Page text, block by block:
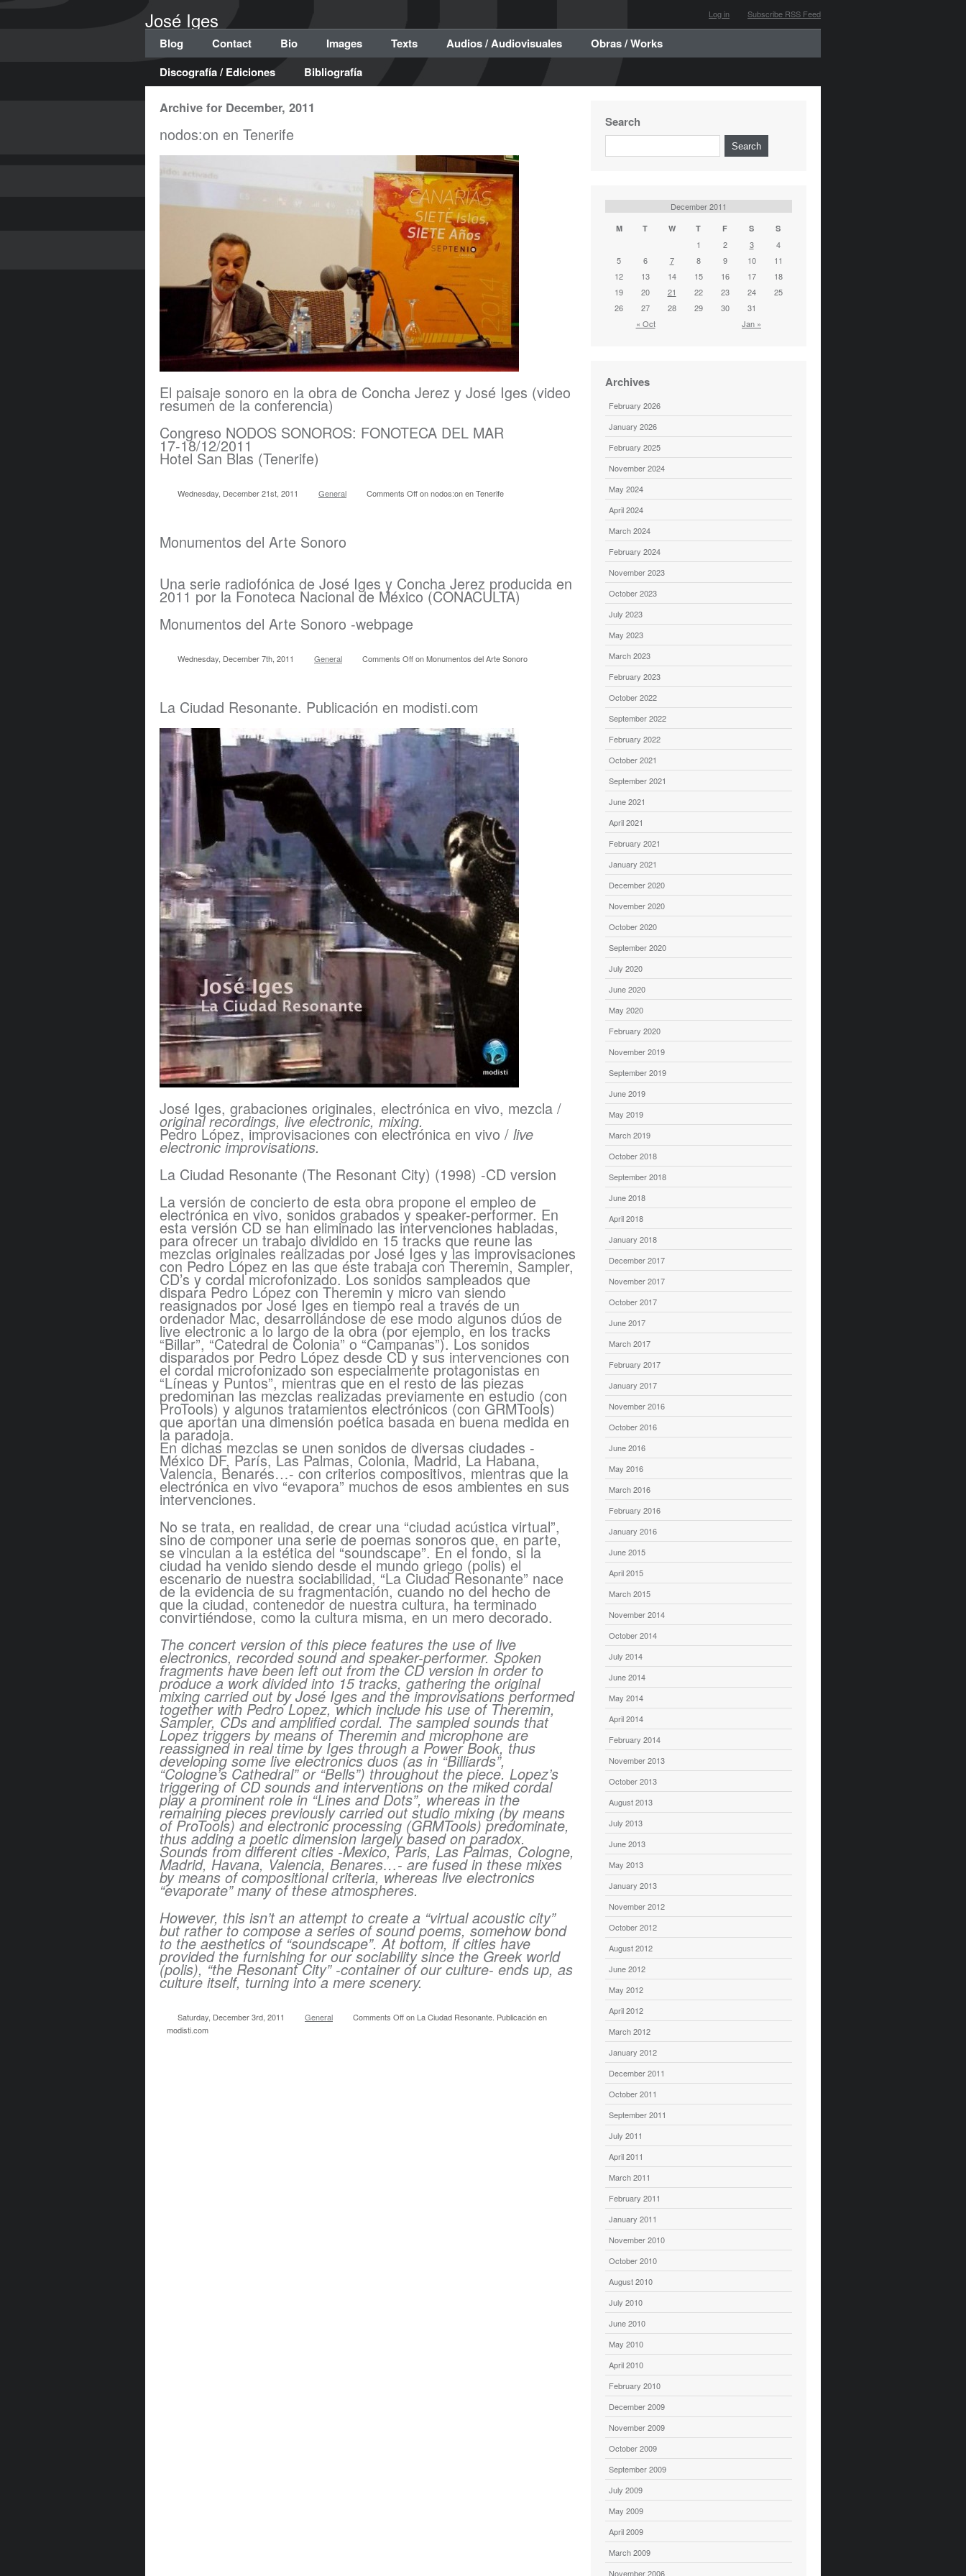
José Iges
Blog Contact Bio Images Texts Audios / Audiovisuales
Obras / Works
Discografía / Ediciones
Bibliografía
Log in Subscribe RSS Feed
Archive for December, 2011
nodos:on en Tenerife
El paisaje sonoro en la obra de Concha Jerez y José Iges (video
resumen de la conferencia)
Congreso NODOS SONOROS: FONOTECA DEL MAR
17-18/12/2011
Hotel San Blas (Tenerife)
Wednesday, December 21st, 2011 General Comments Offon nodos:on en Tenerife
Monumentos del Arte Sonoro
Una serie radiofónica de José Iges y Concha Jerez producida en
2011 por la Fonoteca Nacional de México (CONACULTA)
Monumentos del Arte Sonoro -webpage
Wednesday, December 7th, 2011 General Comments Offon Monumentos del Arte Sonoro
La Ciudad Resonante. Publicación en modisti.com
José Iges, grabaciones originales, electrónica en vivo, mezcla /
original recordings, live electronic, mixing.
Pedro López, improvisaciones con electrónica en vivo / live
electronic improvisations.
La Ciudad Resonante (The Resonant City) (1998) -CD version
La versión de concierto de esta obra propone el empleo de
electrónica en vivo, sonidos grabados y speaker-performer. En
esta versión CD se han eliminado las intervenciones habladas,
para ofrecer un trabajo dividido en 15 tracks que reune las
mezclas originales realizadas por José Iges y las improvisaciones
con Pedro López en las que éste trabaja con Theremin, Sampler,
CD’s y cordal microfonizado. Los sonidos sampleados que
dispara Pedro López con Theremin y micro van siendo
reasignados por José Iges en tiempo real a través de un
ordenador Mac, desarrollándose de ese modo algunos dúos de
live electronic a lo largo de la obra (por ejemplo, en los tracks
“Billar”, “Catedral de Colonia” o “Campanas”). Los sonidos
disparados por Pedro López desde CD y sus intervenciones con
el cordal microfonizado son especialmente protagonistas en
“Líneas y Puntos”, mientras que en el resto de las piezas
predominan las mezclas realizadas previamente en estudio (con
ProTools) y algunos tratamientos electrónicos (con GRMTools)
que aportan una dimensión poética basada en buena medida en
la paradoja.
En dichas mezclas se unen sonidos de diversas ciudades -
México DF, París, Las Palmas, Colonia, Madrid, La Habana,
Valencia, Benarés…- con criterios compositivos, mientras que la
electrónica en vivo “evapora” muchos de esos ambientes en sus
intervenciones.
No se trata, en realidad, de crear una “ciudad acústica virtual”,
sino de componer una serie de poemas sonoros que, en parte,
se vinculan a la estética del “soundscape”. En el fondo, si la
ciudad ha venido siendo desde el mundo griego (polis) el
escenario de nuestra sociabilidad, “La Ciudad Resonante” nace
de la evidencia de su fragmentación, cuando no del hecho de
que la ciudad, contenedor de nuestra cultura, ha terminado
convirtiéndose, como la cultura misma, en un mero decorado.
The concert version of this piece features the use of live
electronics, recorded sound and speaker-performer. Spoken
fragments have been left out from the CD version in order to
produce a work divided into 15 tracks, gathering the original
mixing carried out by José Iges and the improvisations performed
together with Pedro Lopez, which include his use of Theremin,
Sampler, CDs and amplified cordal. The sampled sounds that
Lopez triggers by means of Theremin and microphone are
reassigned in real time by Iges through a Power Book, thus
developing some live electronics duos (as in “Billiards”,
“Cologne’s Cathedral” or “Bells”) throughout the piece. Lopez’s
triggering of CD sounds and interventions on the miked cordal
play a prominent role in “Lines and Dots”, whereas in the
remaining pieces previously carried out studio mixing (by means
of ProTools) and electronic processing (GRMTools) predominate,
thus adding a poetic dimension largely based on paradox.
Sounds from different cities -Mexico, Paris, Las Palmas, Cologne,
Madrid, Havana, Valencia, Benares…- are fused in these mixes
by means of compositional criteria, whereas live electronics
“evaporate” many of these atmospheres.
However, this isn’t an attempt to create a “virtual acoustic city”
but rather to compose a series of sound poems, somehow bond
to the aesthetics of “soundscape”. At bottom, if cities have
provided the furnishing for our sociability since the Greek world
(polis), “the Resonant City” -container of our culture- ends up, as
culture itself, turning into a mere scenery.
Saturday, December 3rd, 2011 General Comments Offon La Ciudad Resonante. Publicación en
modisti.com
Search
December 2011
M T W T F S S
« Oct Jan »
1 2 3
4
5
6 7 8 9 10
11
12
13 14 15 16 17
18
19
20 21 22 23 24
25
26
27 28 29 30 31
Archives
February 2026
January 2026
February 2025
November 2024
May 2024
April 2024
March 2024
February 2024
November 2023
October 2023
July 2023
May 2023
March 2023
February 2023
October 2022
September 2022
February 2022
October 2021
September 2021
June 2021
April 2021
February 2021
January 2021
December 2020
November 2020
October 2020
September 2020
July 2020
June 2020
May 2020
February 2020
November 2019
September 2019
June 2019
May 2019
March 2019
October 2018
September 2018
June 2018
April 2018
January 2018
December 2017
November 2017
October 2017
June 2017
March 2017
February 2017
January 2017
November 2016
October 2016
June 2016
May 2016
March 2016
February 2016
January 2016
June 2015
April 2015
March 2015
November 2014
October 2014
July 2014
June 2014
May 2014
April 2014
February 2014
November 2013
October 2013
August 2013
July 2013
June 2013
May 2013
January 2013
November 2012
October 2012
August 2012
June 2012
May 2012
April 2012
March 2012
January 2012
December 2011
October 2011
September 2011
July 2011
April 2011
March 2011
February 2011
January 2011
November 2010
October 2010
August 2010
July 2010
June 2010
May 2010
April 2010
February 2010
December 2009
November 2009
October 2009
September 2009
July 2009
May 2009
April 2009
March 2009
November 2006